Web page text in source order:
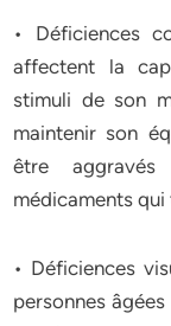
• Déficiences
affectent la
stimuli de son
maintenir son
être
médicaments
• Déficiences
personnes